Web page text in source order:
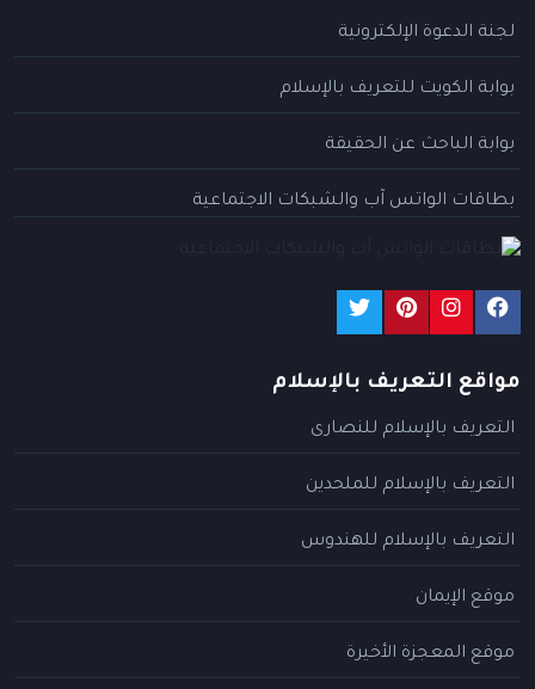
لجنة الدعوة الإلكترونية
بوابة الكويت للتعريف بالإسلام
بوابة الباحث عن الحقيقة
بطاقات الواتس آب والشبكات الاجتماعية
مواقع التعريف بالإسلام
التعريف بالإسلام للنصارى
التعريف بالإسلام للملحدين
التعريف بالإسلام للهندوس
موقع الإيمان
موقع المعجزة الأخيرة